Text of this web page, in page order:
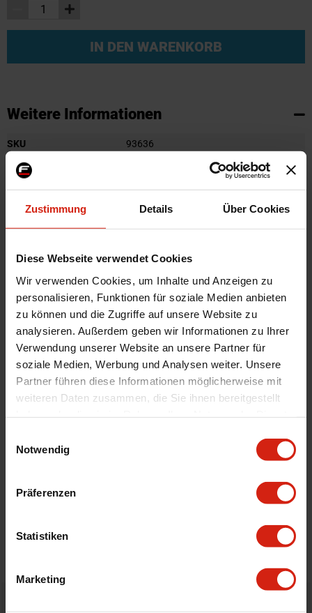
Zustimmung Details Über Cookies
Diese Webseite verwendet Cookies
Wir verwenden Cookies, um Inhalte und Anzeigen zu
personalisieren, Funktionen für soziale Medien anbieten
zu können und die Zugriffe auf unsere Website zu
analysieren. Außerdem geben wir Informationen zu Ihrer
Verwendung unserer Website an unsere Partner für
soziale Medien, Werbung und Analysen weiter. Unsere
Partner führen diese Informationen möglicherweise mit
weiteren Daten zusammen, die Sie ihnen bereitgestellt
Notwendig
Präferenzen
Statistiken
Marketing
IN DEN WARENKORB
Weitere Informationen
Weitere
Informationen
SKU
93636
Marke
Zertifikat
Kein Gutachten oder ABE
Farbe
Schwarz
Montagematerial
Nein
Menge
Satz von 4
Automarkenname
Renault
Automodell Name
Twingo
Material
Gummi
Universal
Nein
Technische Daten
T-Profil